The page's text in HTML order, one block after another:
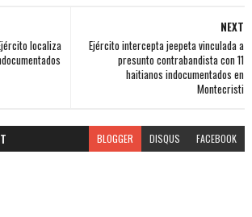
NEXT
Ejército intercepta jeepeta vinculada a
presunto contrabandista con 11
haitianos indocumentados en
Montecristi
localiza
BLOGGER DISQUS FACEBOOK